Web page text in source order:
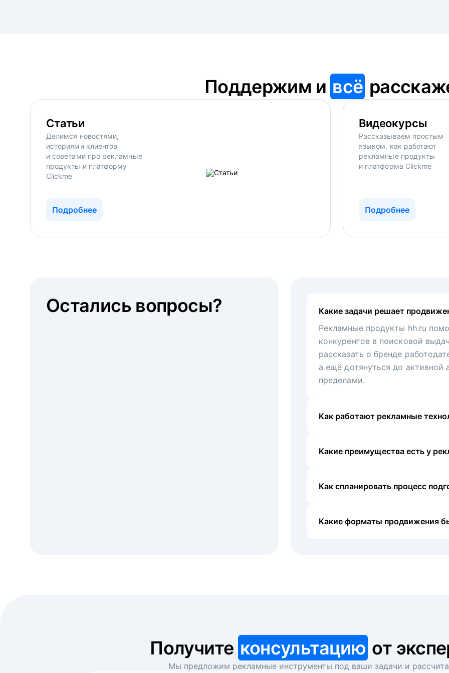
Поддержим и всё
Статьи
Делимся новостями,
историями клиентов
и советами про рекламные
продукты и платформу
Clickme
Подробнее
Видеокурсы
Рассказываем простым
языком, как работают
рекламные продукты
и платформа Clickme
Подробнее
Какие задачи решает
Рекламные продукты hh.ru
конкурентов в поисковой
рассказать о бренде
а ещё дотянуться до активной
пределами.
Как работают рекламные
Какие преимущества есть у
Как спланировать процесс
Какие форматы продвижения
Остались вопросы?
Получите консультацию от
Мы предложим рекламные инструменты под ваши задачи и